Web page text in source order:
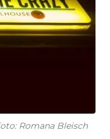
Romana Bleisch